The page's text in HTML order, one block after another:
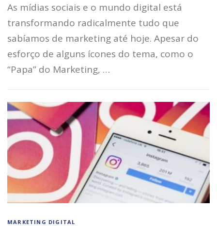
As mídias sociais e o mundo digital está
transformando radicalmente tudo que
sabíamos de marketing até hoje. Apesar do
esforço de alguns ícones do tema, como o
“Papa” do Marketing, …
MARKETING DIGITAL